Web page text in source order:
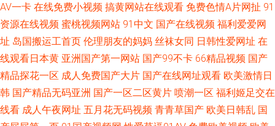
AV一卡 在线免费小视频 搞黄网站在线观看 免费色情A片网扯 91
资源在线视频 蜜桃视频网站 91中文 国产在线视频 福利爱爱网
址 岛国搬运工首页 伦理朋友的妈妈 丝袜女同 日韩性爱网址 在
线观看日本黄 亚洲国产第一网站 国产99不卡 66精品视频 国产
精品探花一区 成人免费国产大片 国产在线网址观看 欧美激情日
韩 国产精品无码亚洲 国产一区二区黄片 喷潮一区 福利姬足交在
线看 成人午夜网址 五月花无码视频 青青草国产 欧美日韩乱 国